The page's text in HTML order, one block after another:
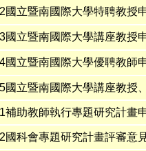
國立暨南國際大學特聘教授
國立暨南國際大學講座教授
國立暨南國際大學優聘教師
國立暨南國際大學講座教授
補助教師執行專題研究計畫
國科會專題研究計畫評審意